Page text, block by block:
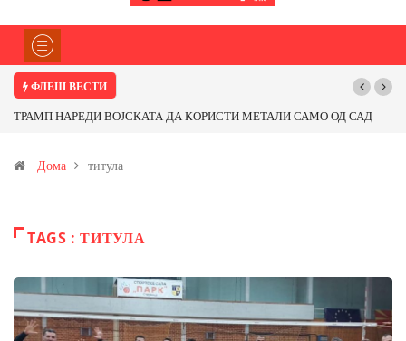
ФЛЕШ ВЕСТИ
НАРЕДИ ВОЈСКАТА ДА КОРИСТИ МЕТАЛИ САМО ОД САД
и со антимонот?
Почнува
Дома титула
TAGS : ТИТУЛА